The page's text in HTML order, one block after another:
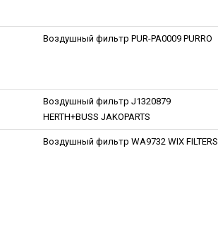
Воздушный фильтр PUR-PA0009 PURRO
Воздушный фильтр J1320879
HERTH+BUSS JAKOPARTS
Воздушный фильтр WA9732 WIX FILTERS